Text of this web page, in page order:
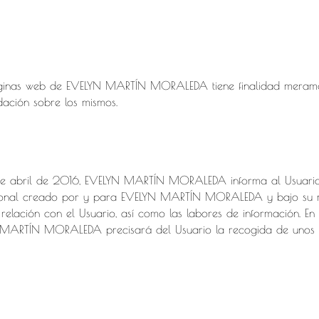
web de EVELYN MARTÍN MORALEDA tiene finalidad
sobre los mismos.
de 2016, EVELYN MARTÍN MORALEDA informa al
creado por y para EVELYN MARTÍN MORALEDA y bajo
con el Usuario, así como las labores de información.
MARTÍN MORALEDA precisará del Usuario la recogida de